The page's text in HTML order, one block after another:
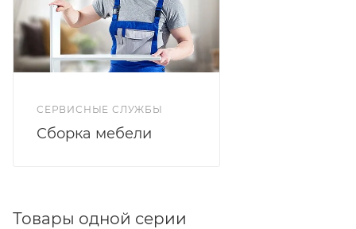
СЕРВИСНЫЕ СЛУЖБЫ
Сборка мебели
Товары одной серии